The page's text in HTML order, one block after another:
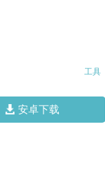
工具
安卓下载